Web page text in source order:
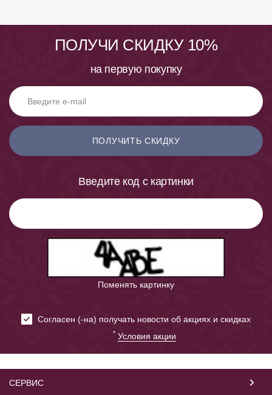
ПОЛУЧИ СКИДКУ 10%
на первую покупку
ПОЛУЧИТЬ СКИДКУ
Введите код с картинки
Поменять картинку
Cогласен (-на) получать новости об акциях и скидках
* Условия акции
СЕРВИС